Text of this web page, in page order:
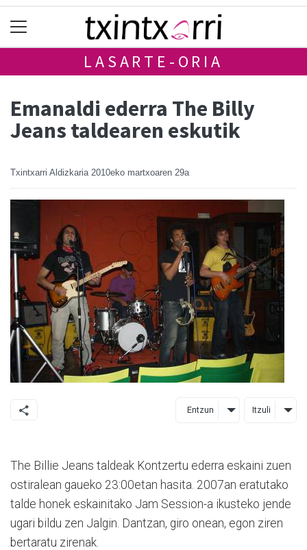
LASARTE-ORIA
Emanaldi ederra The Billy
Jeans taldearen eskutik
Txintxarri Aldizkaria 2010eko martxoaren 29a
Entzun Itzuli
The Billie Jeans taldeak Kontzertu ederra eskaini zuen
ostiralean gaueko 23:00etan hasita. 2007an eratutako
talde honek eskainitako Jam Session-a ikusteko jende
ugari bildu zen Jalgin. Dantzan, giro onean, egon ziren
bertaratu zirenak.